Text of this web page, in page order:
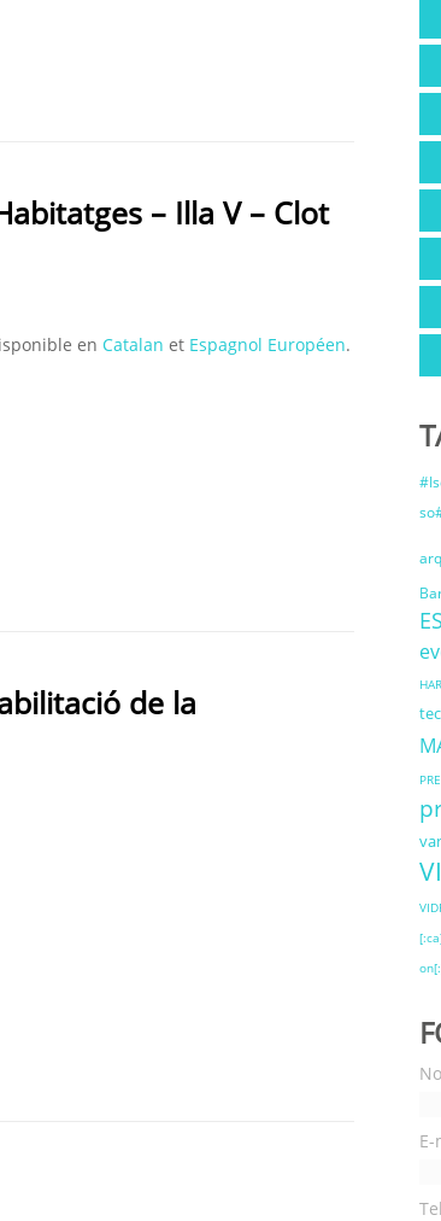
– Illa V – Clot
enCatalan et Espagnol Européen.
de la